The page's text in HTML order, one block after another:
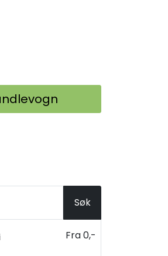
Søk
Fra 0,-